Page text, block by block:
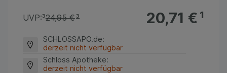
20,71 €¹
UVP:³24,95 €³
SCHLOSSAPO.de:
derzeit nicht verfügbar
Schloss Apotheke:
derzeit nicht verfügbar